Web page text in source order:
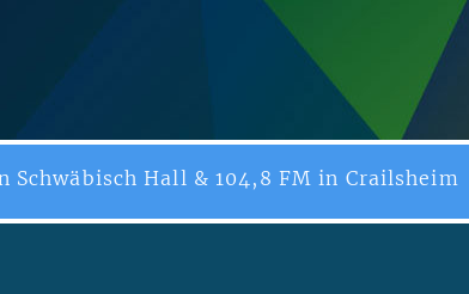
Schwäbisch Hall & 104,8 FM in Crailsheim